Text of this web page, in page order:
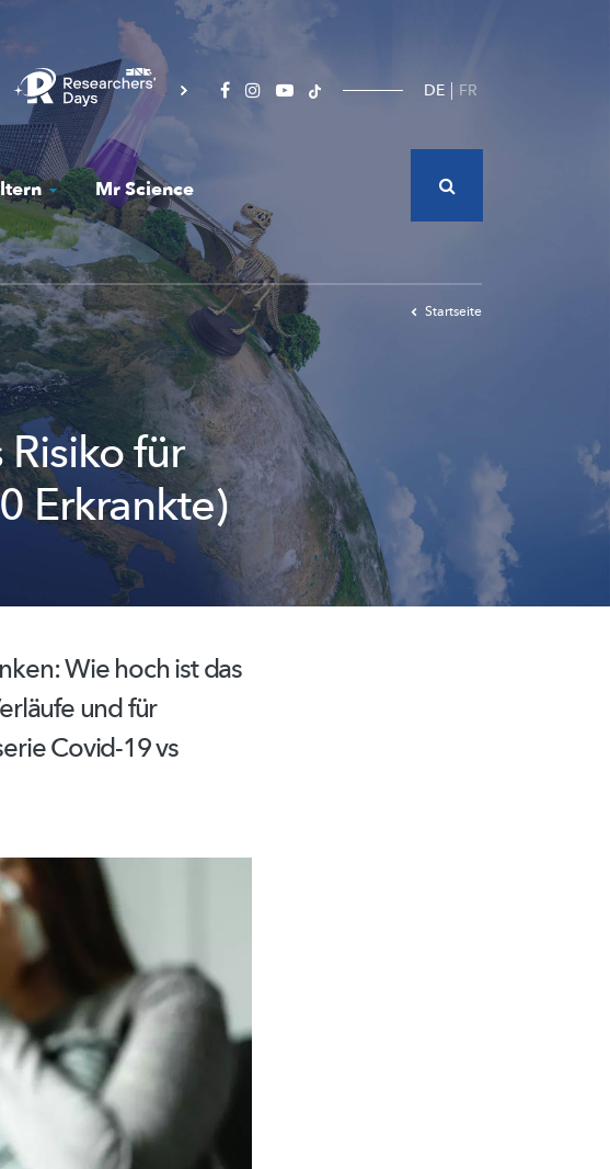
DE FR
Mr Science
Startseite
für
Erkrankte)
Wie hoch ist das
und für
Covid-19 vs